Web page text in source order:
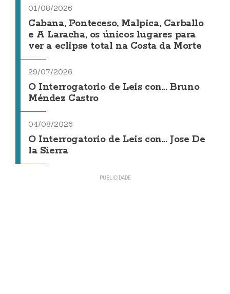
01/08/2026
Cabana, Ponteceso, Malpica, Carballo
e A Laracha, os únicos lugares para
ver a eclipse total na Costa da Morte
29/07/2026
O Interrogatorio de Leis con... Bruno
Méndez Castro
04/08/2026
O Interrogatorio de Leis con... Jose De
la Sierra